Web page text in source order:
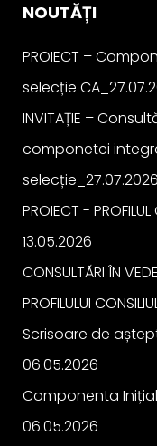
NOUTĂȚI
PROIECT –
selecție
INVITAȚIE –
componetei
selecție_27.07.2026
PROIECT - PROFILUL
13.05.2026
CONSULTĂRI ÎN
PROFILULUI
Scrisoare de
06.05.2026
Componenta
06.05.2026